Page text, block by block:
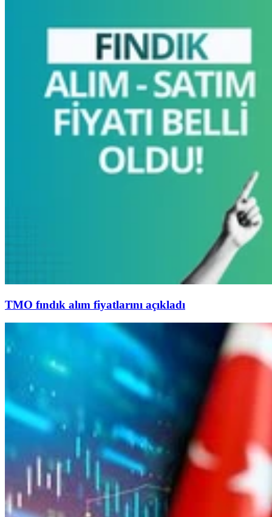
TMO fındık alım fiyatlarını açıkladı